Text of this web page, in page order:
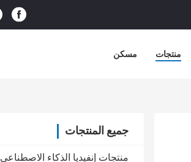
مسكن منتجات
جميع المنتجات
منتجات إنفيديا الذكاء الاصطناعي